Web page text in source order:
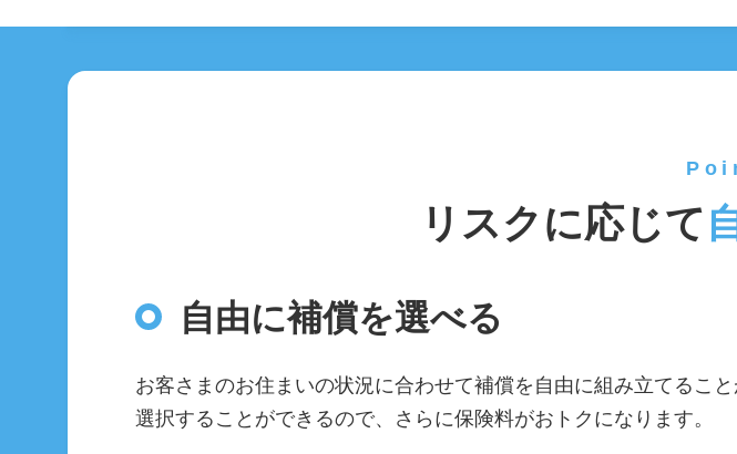
リスクに応じて
自由に補償を選べる
お客さまのお住まいの状況に合わせて補償を自由に組み立てるこ
選択することができるので、さらに保険料がおトクになります。